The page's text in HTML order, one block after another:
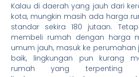
Kalau di daerah yang jauh dari
kota, mungkin masih ada harga
standar sekira 180 jutaan.
membeli rumah dengan harga
umum jauh, masuk ke perumahan
baik, lingkungan pun kurang
rumah yang terpenting